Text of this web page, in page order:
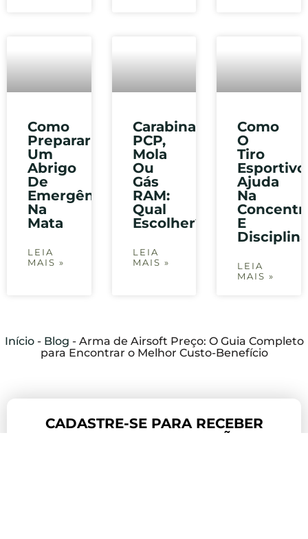
Como
Preparar
Um
Abrigo
De
Emergência
Na
Mata
LEIA
MAIS »
Carabina
PCP,
Mola
Ou
Gás
RAM:
Qual
Escolher?
LEIA
MAIS »
Como
O
Tiro
Esportivo
Ajuda
Na
E
LEIA
MAIS »
Início- Blog - Arma de Airsoft Preço: O Guia Completo
para Encontrar o Melhor Custo-Benefício
CADASTRE-SE PARA RECEBER
NOVIDADES E PROMOÇÕES !